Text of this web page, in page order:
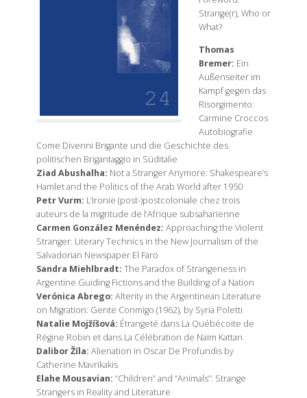
Strange(r), Who or
What?
Thomas
Bremer: Ein
Außenseiter im
Kampf gegen das
Risorgimento:
Carmine Croccos
Autobiografie
Come Divenni Brigante und die Geschichte des
politischen Brigantaggio in Süditalie
Ziad Abushalha: Not a Stranger Anymore: Shakespeare’s
Hamlet and the Politics of the Arab World after 1950
Petr Vurm: L‘Ironie (post-)postcoloniale chez trois
auteurs de la migritude de l‘Afrique subsaharienne
Carmen González Menéndez: Approaching the Violent
Stranger: Literary Technics in the New Journalism of the
Salvadorian Newspaper El Faro
Sandra Miehlbradt: The Paradox of Strangeness in
Argentine Guiding Fictions and the Building of a Nation
Verónica Abrego: Alterity in the Argentinean Literature
on Migration: Gente Conmigo (1962), by Syria Poletti
Natalie Mojžíšová: Étrangeté dans La Québécoite de
Régine Robin et dans La Célébration de Naïm Kattan
Dalibor Žíla: Alienation in Oscar De Profundis by
Catherine Mavrikakis
Elahe Mousavian: “Children” and “Animals”: Strange
Strangers in Reality and Literature